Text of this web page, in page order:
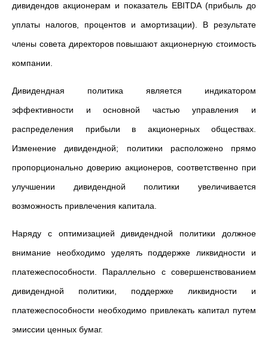
дивидендов акционерам и показатель EBITDA (прибыль до
уплаты налогов, процентов и амортизации). В результате
члены совета директоров повышают акционерную стоимость
компании.
Дивидендная политика является индикатором
эффективности и основной частью управления и
распределения прибыли в акционерных обществах.
Изменение дивидендной; политики расположено прямо
пропорционально доверию акционеров, соответственно при
улучшении дивидендной политики увеличивается
возможность привлечения капитала.
Наряду с оптимизацией дивидендной политики должное
внимание необходимо уделять поддержке ликвидности и
платежеспособности. Параллельно с совершенствованием
дивидендной политики, поддержке ликвидности и
платежеспособности необходимо привлекать капитал путем
эмиссии ценных бумаг.